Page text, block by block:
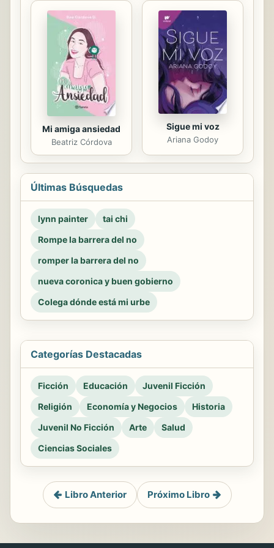
Mi amiga ansiedad
Beatriz Córdova
Sigue mi voz
Ariana Godoy
Últimas Búsquedas
lynn painter
tai chi
Rompe la barrera del no
romper la barrera del no
nueva coronica y buen gobierno
Colega dónde está mi urbe
Categorías Destacadas
Ficción Educación
Juvenil Ficción
Religión
Economía y Negocios
Historia
Juvenil No Ficción
Arte
Salud
Ciencias Sociales
Libro Anterior Próximo Libro